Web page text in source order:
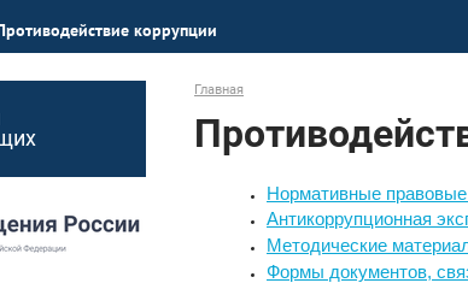
коррупции
Главная
Нормативные
Антикоррупционная
Методические
Формы документов,